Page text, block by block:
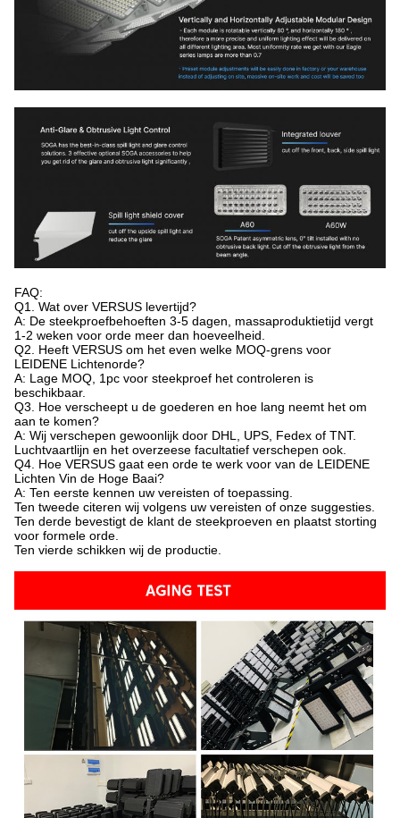
FAQ:
Q1. Wat over VERSUS levertijd?
A: De steekproefbehoeften 3-5 dagen, massaproduktietijd vergt
1-2 weken voor orde meer dan hoeveelheid.
Q2. Heeft VERSUS om het even welke MOQ-grens voor
LEIDENE Lichtenorde?
A: Lage MOQ, 1pc voor steekproef het controleren is
beschikbaar.
Q3. Hoe verscheept u de goederen en hoe lang neemt het om
aan te komen?
A: Wij verschepen gewoonlijk door DHL, UPS, Fedex of TNT.
Luchtvaartlijn en het overzeese facultatief verschepen ook.
Q4. Hoe VERSUS gaat een orde te werk voor van de LEIDENE
Lichten Vin de Hoge Baai?
A: Ten eerste kennen uw vereisten of toepassing.
Ten tweede citeren wij volgens uw vereisten of onze suggesties.
Ten derde bevestigt de klant de steekproeven en plaatst storting
voor formele orde.
Ten vierde schikken wij de productie.